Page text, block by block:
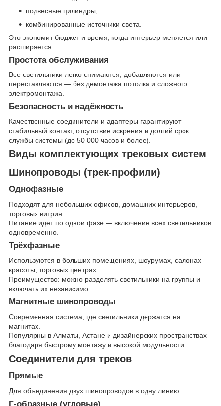
подвесные цилиндры,
комбинированные источники света.
Это экономит бюджет и время, когда интерьер меняется или
расширяется.
Простота обслуживания
Все светильники легко снимаются, добавляются или
переставляются — без демонтажа потолка и сложного
электромонтажа.
Безопасность и надёжность
Качественные соединители и адаптеры гарантируют
стабильный контакт, отсутствие искрения и долгий срок
службы системы (до 50 000 часов и более).
Виды комплектующих трековых систем
Шинопроводы (трек-профили)
Однофазные
Подходят для небольших офисов, домашних интерьеров,
торговых витрин.
Питание идёт по одной фазе — включение всех светильников
одновременно.
Трёхфазные
Используются в больших помещениях, шоурумах, салонах
красоты, торговых центрах.
Преимущество: можно разделять светильники на группы и
включать их независимо.
Магнитные шинопроводы
Современная система, где светильники держатся на
магнитах.
Популярны в Алматы, Астане и дизайнерских пространствах
благодаря быстрому монтажу и высокой модульности.
Соединители для треков
Прямые
Для объединения двух шинопроводов в одну линию.
Г-образные (угловые)